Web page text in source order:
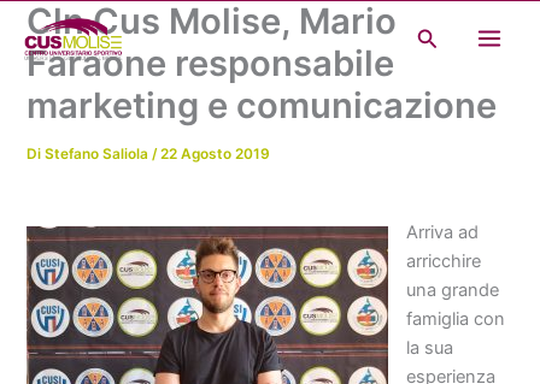
contenuto
Cerca
Cln Cus Molise, Mario
Faraone responsabile
marketing e comunicazione
DiStefano Saliola/22 Agosto 2019
Arriva ad
arricchire
una grande
famiglia con
la sua
esperienza